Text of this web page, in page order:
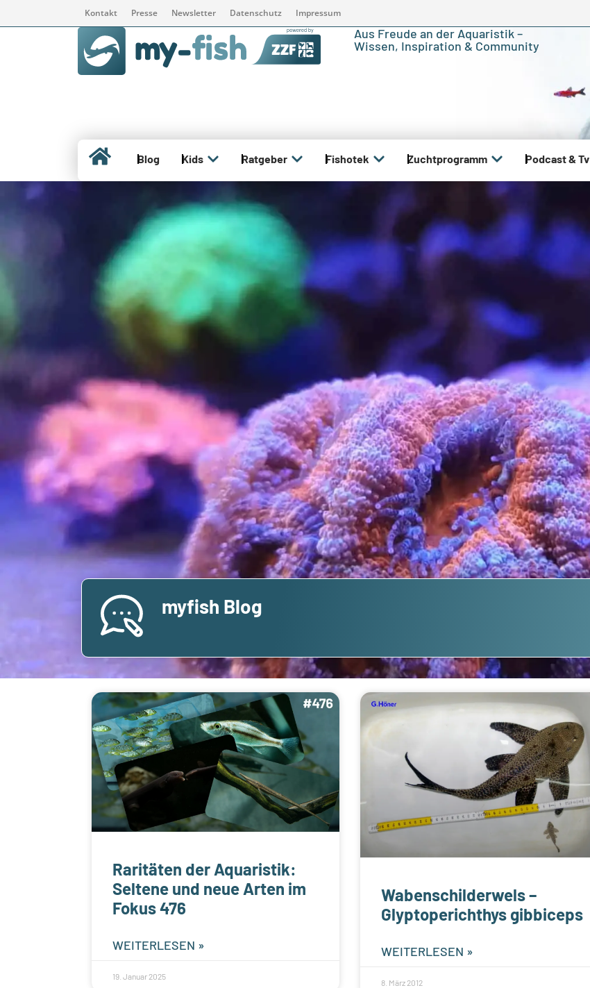
Kontakt Presse Newsletter Datenschutz Impressum
Aus Freude an der Aquaristik –
Wissen, Inspiration & Community
Blog Kids Ratgeber Fishotek Zuchtprogramm Podcast & Tv
myfish Blog
Raritäten der Aquaristik:
Seltene und neue Arten im
Fokus 476
WEITERLESEN »
19. Januar 2025
Wabenschilderwels –
Glyptoperichthys gibbiceps
WEITERLESEN »
8. März 2012